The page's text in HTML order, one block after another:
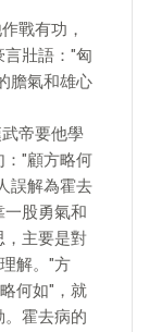
戰有功，
壯語："匈
膽氣和雄心
帝要他學
："顧方略何
誤解為霍去
股勇氣和
，主要是對
解。"方
何如"，就
霍去病的